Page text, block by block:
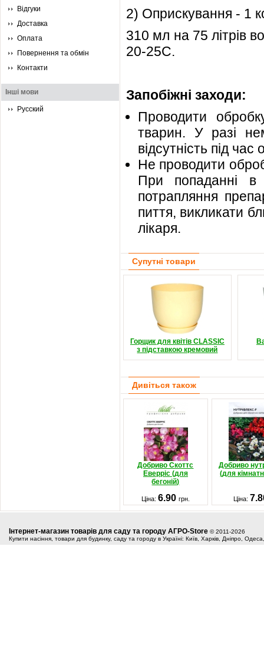
Відгуки
Доставка
Оплата
Повернення та обмін
Контакти
Інші мови
Русский
2) Оприскування - 1
310 мл на 75 літрів
20-25C.
Запобіжні заходи:
Проводити
тварин. У разі
відсутність під
Не проводити
При попаданні в
потрапляння
пиття, викликати
лікаря.
Супутні товари
Горщик для квітів CLASSIC
з підставкою кремовий
Дивіться також
Добриво Скоттс
Еверріс (для
бегоній)
Добриво
(для
Ціна: 6.90 грн. Ціна:
Інтернет-магазин товарів для саду та городу АГРО-Store © 2011-2026
Купити насіння, товари для будинку, саду та городу в Україні: Київ, Харків, Дніпро,